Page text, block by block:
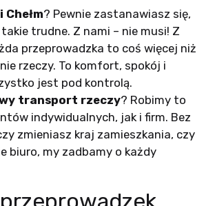
? Pewnie zastanawiasz się,
trudne. Z nami – nie musi! Z
przeprowadzka to coś więcej niż
rzeczy. To komfort, spokój i
jest pod kontrolą.
transport rzeczy? Robimy to
indywidualnych, jak i firm. Bez
zmieniasz kraj zamieszkania, czy
biuro, my zadbamy o każdy